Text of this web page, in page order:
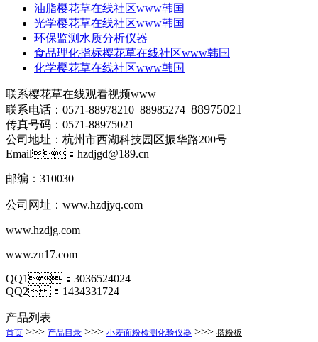
油脂樱花草在线社区www韩国
光学樱花草在线社区www韩国
环保监测水质分析仪器
食品理化指标樱花草在线社区www韩国
化学樱花草在线社区www韩国
联系樱花草在线观看视频www
联系电话：0571-88978210 88985274 88975021
传真号码：0571-88975021
公司地址：杭州市西湖科技园区振华路200号
Email：hzdjgd@189.cn
邮编：310030
公司网址： www.hzdjyq.com
www.hzdjg.com
www.zn17.com
QQ1：3036524024
QQ2：1434331724
产品列表
首页 >>> 产品目录 >>> 小麦面粉检测化验仪器 >>> 搭粉板